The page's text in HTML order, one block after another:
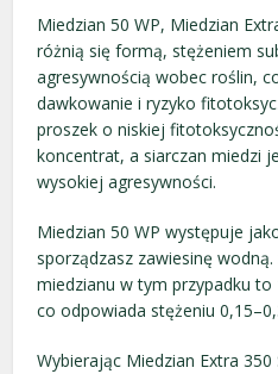
Miedzian 50 WP, Miedzian
różnią się formą, stężeniem
agresywnością wobec roślin,
dawkowanie i ryzyko
proszek o niskiej
koncentrat, a siarczan miedzi
wysokiej agresywności.
Miedzian 50 WP występuje
sporządzasz zawiesinę
miedzianu w tym przypadku
co odpowiada stężeniu
Wybierając Miedzian Extra 350